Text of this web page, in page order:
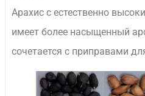
Арахис с естественно
имеет более насыщенный
сочетается с приправами